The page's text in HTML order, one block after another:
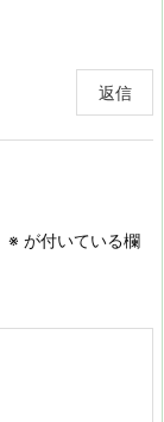
返信
※ が付いている欄